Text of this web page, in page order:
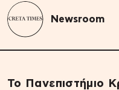
Newsroom
Το Πανεπιστήμιο